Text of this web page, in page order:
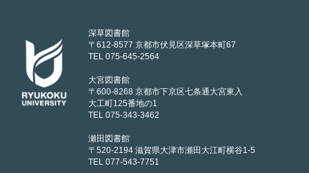
深草図書館
〒612-8577 京都市伏見区深草塚本町67
TEL 075-645-2564
大宮図書館
〒600-8268 京都市下京区七条通大宮東入
大工町125番地の1
TEL 075-343-3462
瀬田図書館
〒520-2194 滋賀県大津市瀬田大江町横谷1-5
TEL 077-543-7751